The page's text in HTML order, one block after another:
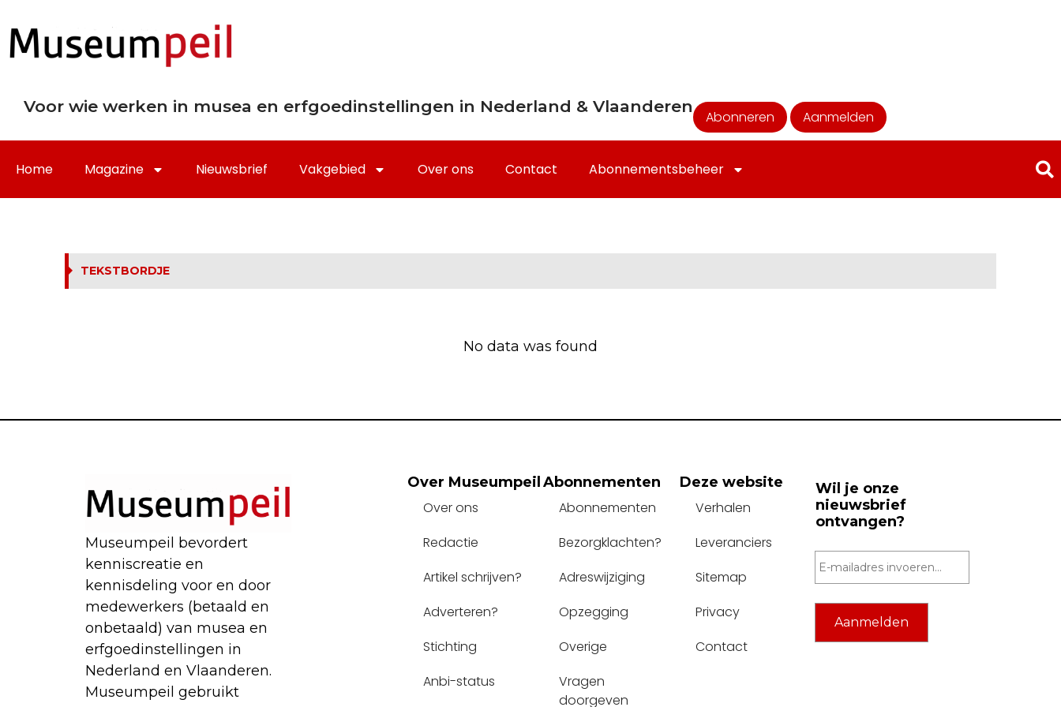
Voor wie werken in musea en erfgoedinstellingen in Nederland & Vlaanderen
Abonneren Aanmelden
Home Magazine Nieuwsbrief Vakgebied Over ons Contact Abonnementsbeheer
TEKSTBORDJE
No data was found
Museumpeil bevordert
kenniscreatie en
kennisdeling voor en door
medewerkers (betaald en
onbetaald) van musea en
erfgoedinstellingen in
Nederland en Vlaanderen.
Museumpeil gebruikt
Over Museumpeil
Over ons
Redactie
Artikel schrijven?
Adverteren?
Stichting
Anbi-status
Abonnementen
Abonnementen
Bezorgklachten?
Adreswijziging
Opzegging
Overige
Vragen
doorgeven
Deze website
Verhalen
Leveranciers
Sitemap
Privacy
Contact
Wil je onze
nieuwsbrief
ontvangen?